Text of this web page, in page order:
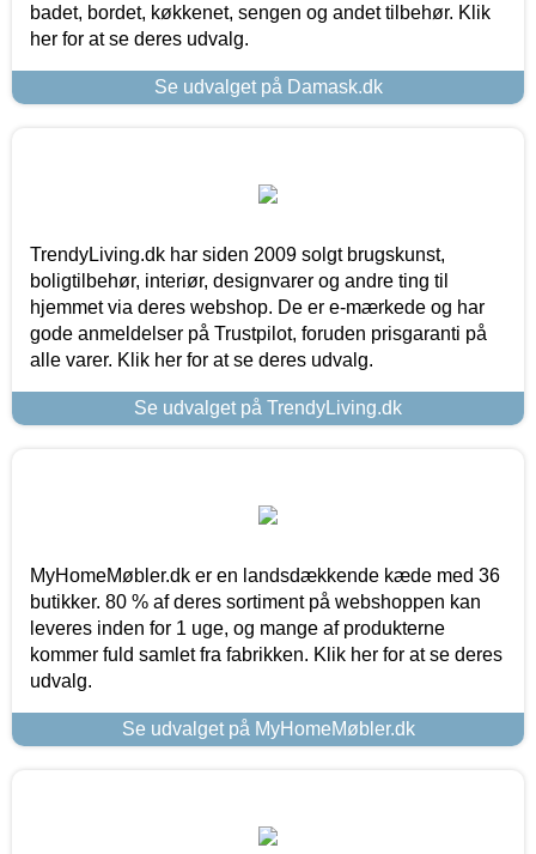
badet, bordet, køkkenet, sengen og andet tilbehør. Klik
her for at se deres udvalg.
Se udvalget på Damask.dk
TrendyLiving.dk har siden 2009 solgt brugskunst,
boligtilbehør, interiør, designvarer og andre ting til
hjemmet via deres webshop. De er e-mærkede og har
gode anmeldelser på Trustpilot, foruden prisgaranti på
alle varer. Klik her for at se deres udvalg.
Se udvalget på TrendyLiving.dk
MyHomeMøbler.dk er en landsdækkende kæde med 36
butikker. 80 % af deres sortiment på webshoppen kan
leveres inden for 1 uge, og mange af produkterne
kommer fuld samlet fra fabrikken. Klik her for at se deres
udvalg.
Se udvalget på MyHomeMøbler.dk